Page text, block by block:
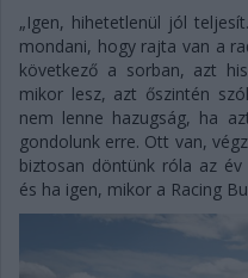
„Igen, hihetetlenül jól
mondani, hogy rajta van a
következő a sorban, azt
mikor lesz, azt őszintén
nem lenne hazugság, ha
gondolunk erre. Ott van,
biztosan döntünk róla az év
és ha igen, mikor a Racing